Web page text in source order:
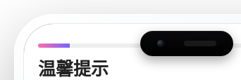
温馨提示